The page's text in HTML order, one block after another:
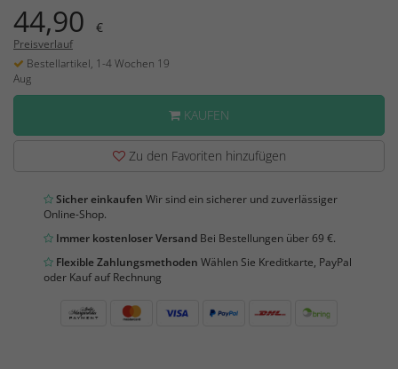
44,90 €
Preisverlauf
Bestellartikel, 1-4 Wochen 19
Aug
KAUFEN
Zu den Favoriten hinzufügen
Sicher einkaufen Wir sind ein sicherer und zuverlässiger
Online-Shop.
Immer kostenloser Versand Bei Bestellungen über 69 €.
Flexible Zahlungsmethoden Wählen Sie Kreditkarte, PayPal
oder Kauf auf Rechnung